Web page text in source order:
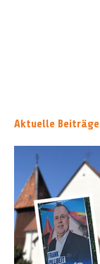
Aktuelle Beiträge